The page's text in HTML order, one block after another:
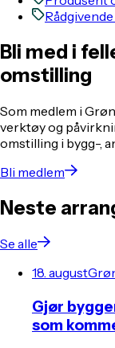
Bli med i
omstilling
Som medlem i
verktøy og
omstilling i bygg-,
Bli medlem
Neste
Se alle
18. august
Gjør
som